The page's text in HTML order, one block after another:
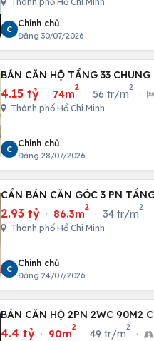
C
Chính chủ
Đăng 30/07/2026
BÁN CĂN HỘ TẦNG 33
4.15 tỷ · 74m
2
· 56 tr/m
2
·
Thành phố Hồ Chí Minh
C
Chính chủ
Đăng 28/07/2026
CẦN BÁN CĂN GÓC 3 PN
2.93 tỷ · 86.3m
2
· 34 tr/m
2
·
Thành phố Hồ Chí Minh
C
Chính chủ
Đăng 24/07/2026
BÁN CĂN HỘ 2PN 2WC 90M2
4.4 tỷ · 90m
2
· 49 tr/m
2
·